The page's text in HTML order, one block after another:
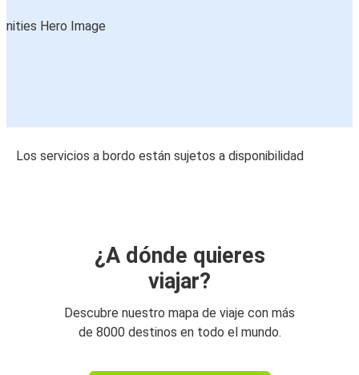
Los servicios a bordo están sujetos a disponibilidad
¿A dónde quieres
viajar?
Descubre nuestro mapa de viaje con más
de 8000 destinos en todo el mundo.